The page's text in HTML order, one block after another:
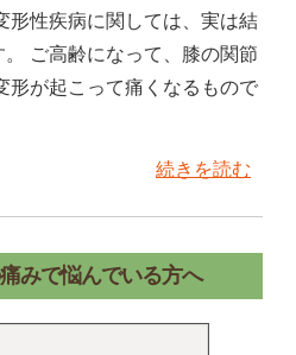
形性疾病に関しては、実は結
ご高齢になって、膝の関節
形が起こって痛くなるもので
続きを読む
みで悩んでいる方へ